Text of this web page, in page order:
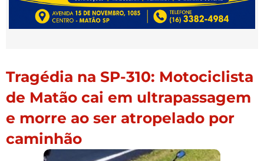
Tragédia na SP-310: Motociclista
de Matão cai em ultrapassagem
e morre ao ser atropelado por
caminhão